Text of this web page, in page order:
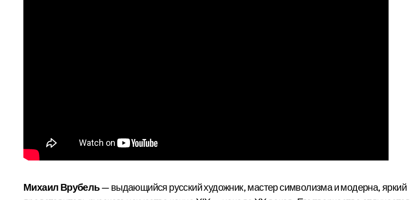
Михаил Врубель— выдающийся русский художник, мастер символизма и модерна, яркий